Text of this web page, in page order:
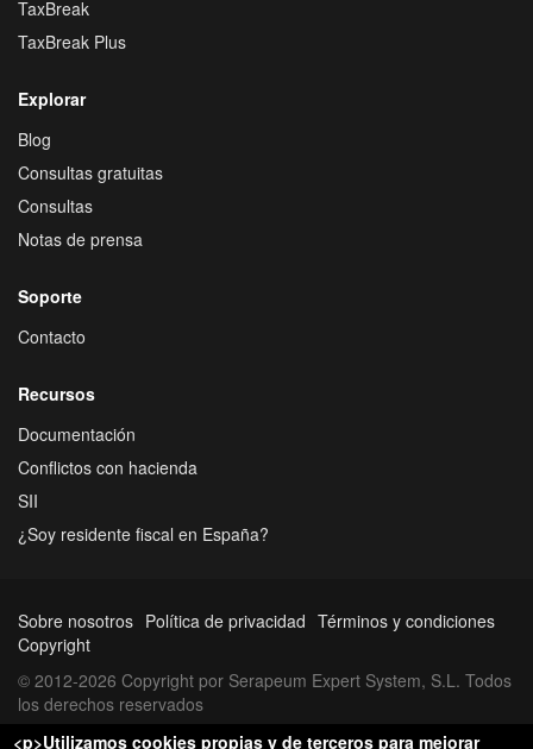
TaxBreak
TaxBreak Plus
Explorar
Blog
Consultas gratuitas
Consultas
Notas de prensa
Soporte
Contacto
Recursos
Documentación
Conflictos con hacienda
SII
¿Soy residente fiscal en España?
Sobre nosotros Política de privacidad Términos y condiciones
Copyright
© 2012-2026 Copyright por Serapeum Expert System, S.L. Todos
los derechos reservados
<p>Utilizamos cookies propias y de terceros para mejorar